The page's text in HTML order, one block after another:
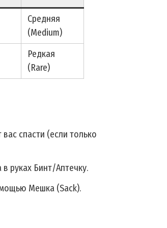
Средняя
(Medium)
Редкая
(Rare)
спасти (если только
руках Бинт/Аптечку.
Мешка (Sack).